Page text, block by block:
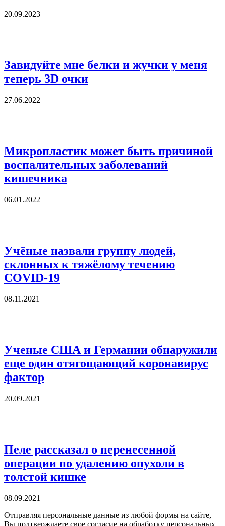
20.09.2023
Завидуйте мне белки и жучки у меня
теперь 3D очки
27.06.2022
Микропластик может быть причиной
воспалительных заболеваний
кишечника
06.01.2022
Учёные назвали группу людей,
склонных к тяжёлому течению
COVID-19
08.11.2021
Ученые США и Германии обнаружили
еще один отягощающий коронавирус
фактор
20.09.2021
Пеле рассказал о перенесенной
операции по удалению опухоли в
толстой кишке
08.09.2021
Отправляя персональные данные из любой формы на сайте,
Вы подтверждаете свое согласие на обработку персональных